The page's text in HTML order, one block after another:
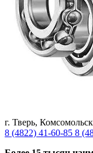
г. Тверь,
8 (4822) 41-60-85 8